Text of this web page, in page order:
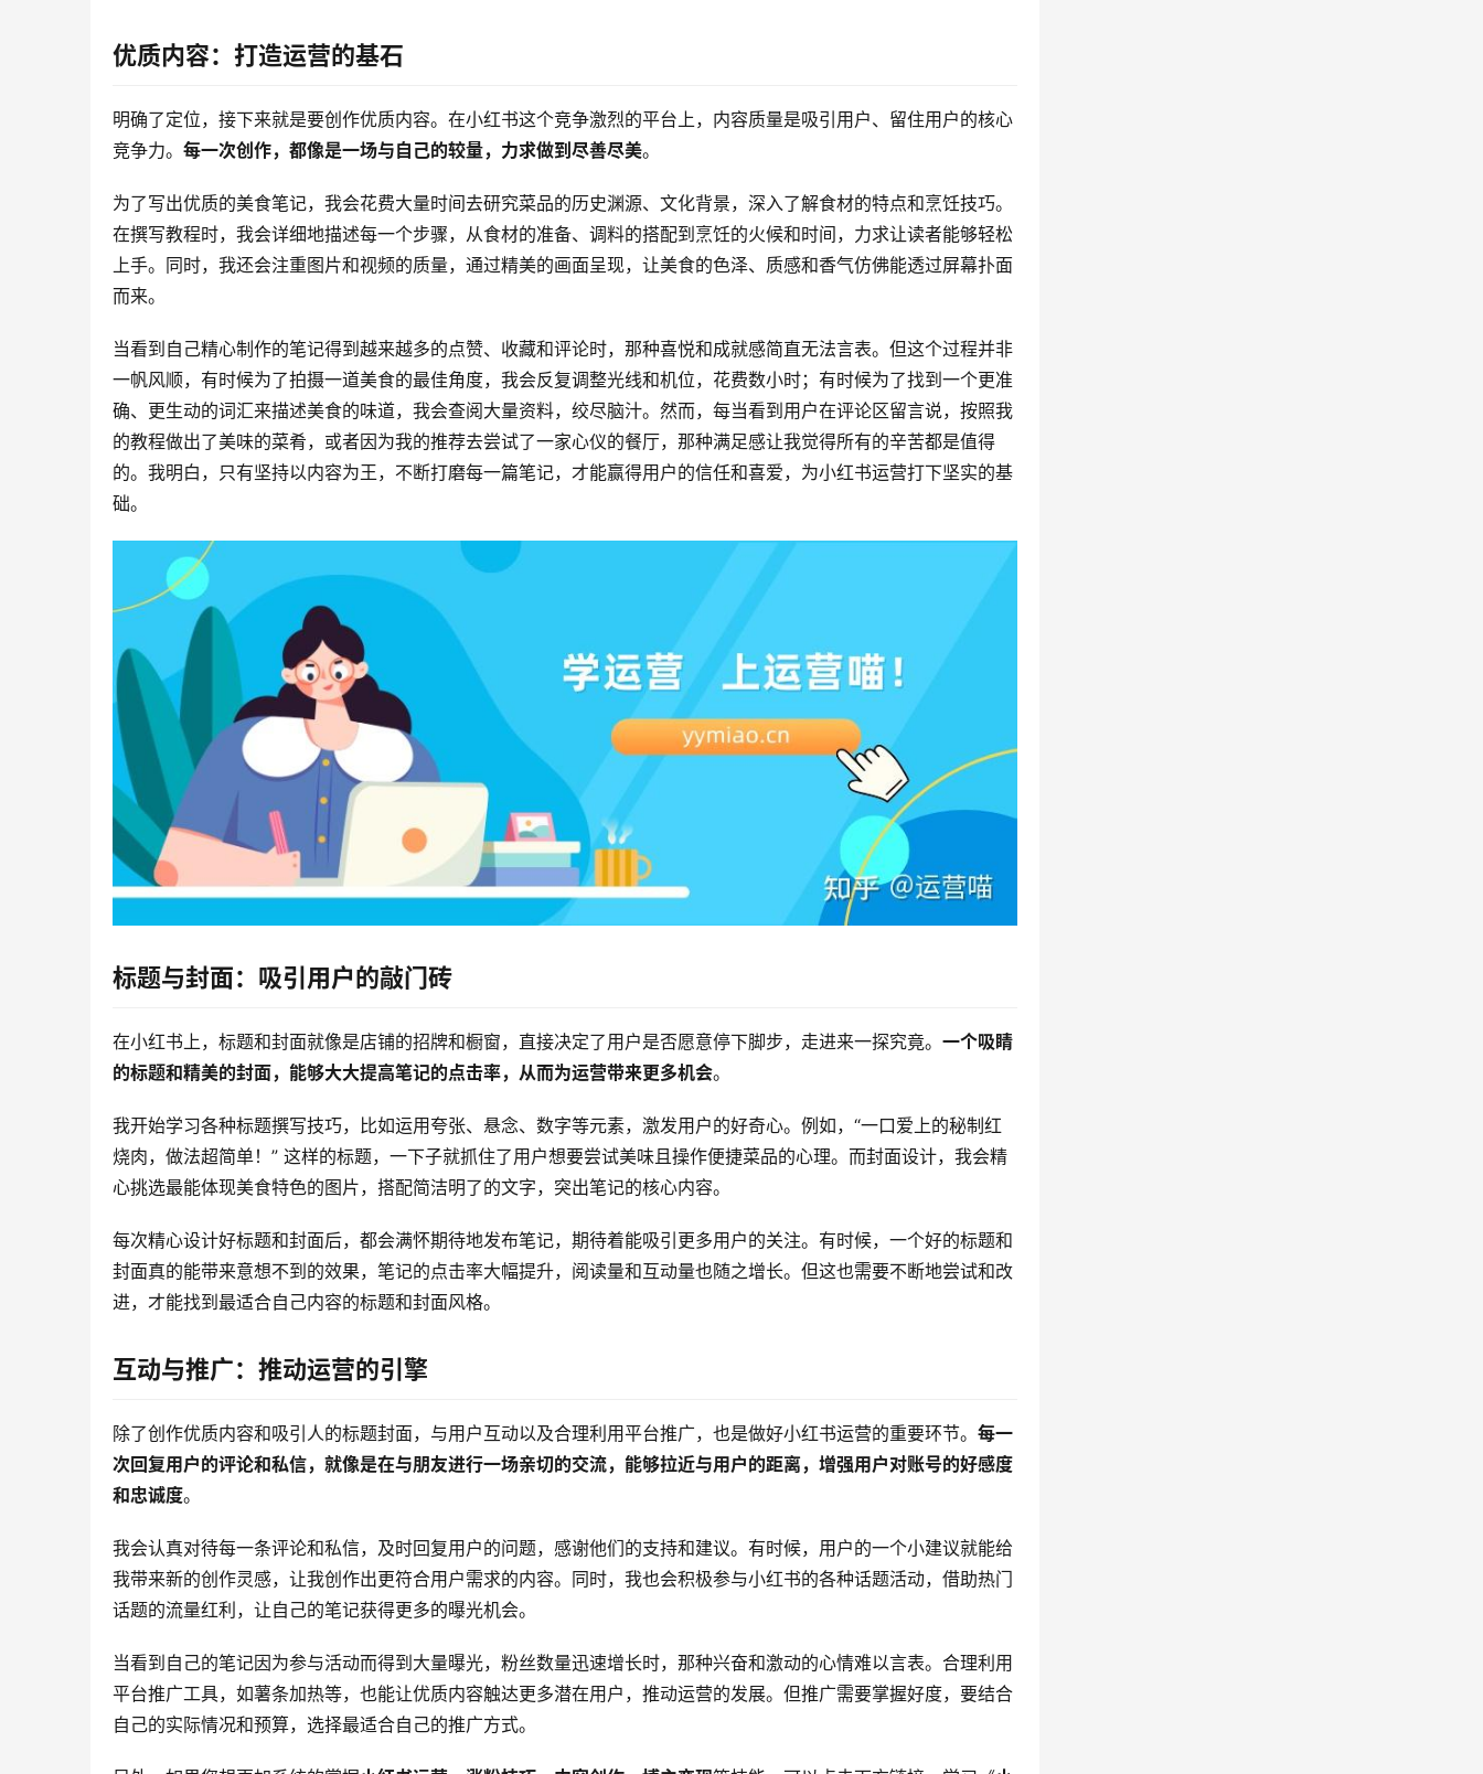
优质内容：打造运营的基石
明确了定位，接下来就是要创作优质内容。在小红书这个竞争激烈的平台上，内容质量是吸引用户、留住用户的核心
竞争力。 每一次创作，都像是一场与自己的较量，力求做到尽善尽美。
为了写出优质的美食笔记，我会花费大量时间去研究菜品的历史渊源、文化背景，深入了解食材的特点和烹饪技巧。
在撰写教程时，我会详细地描述每一个步骤，从食材的准备、调料的搭配到烹饪的火候和时间，力求让读者能够轻松
上手。同时，我还会注重图片和视频的质量，通过精美的画面呈现，让美食的色泽、质感和香气仿佛能透过屏幕扑面
而来。
当看到自己精心制作的笔记得到越来越多的点赞、收藏和评论时，那种喜悦和成就感简直无法言表。但这个过程并非
一帆风顺，有时候为了拍摄一道美食的最佳角度，我会反复调整光线和机位，花费数小时；有时候为了找到一个更准
确、更生动的词汇来描述美食的味道，我会查阅大量资料，绞尽脑汁。然而，每当看到用户在评论区留言说，按照我
的教程做出了美味的菜肴，或者因为我的推荐去尝试了一家心仪的餐厅，那种满足感让我觉得所有的辛苦都是值得
的。我明白，只有坚持以内容为王，不断打磨每一篇笔记，才能赢得用户的信任和喜爱，为小红书运营打下坚实的基
础。
标题与封面：吸引用户的敲门砖
在小红书上，标题和封面就像是店铺的招牌和橱窗，直接决定了用户是否愿意停下脚步，走进来一探究竟。 一个吸睛
的标题和精美的封面，能够大大提高笔记的点击率，从而为运营带来更多机会。
我开始学习各种标题撰写技巧，比如运用夸张、悬念、数字等元素，激发用户的好奇心。例如，“一口爱上的秘制红
烧肉，做法超简单！” 这样的标题，一下子就抓住了用户想要尝试美味且操作便捷菜品的心理。而封面设计，我会精
心挑选最能体现美食特色的图片，搭配简洁明了的文字，突出笔记的核心内容。
每次精心设计好标题和封面后，都会满怀期待地发布笔记，期待着能吸引更多用户的关注。有时候，一个好的标题和
封面真的能带来意想不到的效果，笔记的点击率大幅提升，阅读量和互动量也随之增长。但这也需要不断地尝试和改
进，才能找到最适合自己内容的标题和封面风格。
互动与推广：推动运营的引擎
除了创作优质内容和吸引人的标题封面，与用户互动以及合理利用平台推广，也是做好小红书运营的重要环节。 每一
次回复用户的评论和私信，就像是在与朋友进行一场亲切的交流，能够拉近与用户的距离，增强用户对账号的好感度
和忠诚度。
我会认真对待每一条评论和私信，及时回复用户的问题，感谢他们的支持和建议。有时候，用户的一个小建议就能给
我带来新的创作灵感，让我创作出更符合用户需求的内容。同时，我也会积极参与小红书的各种话题活动，借助热门
话题的流量红利，让自己的笔记获得更多的曝光机会。
当看到自己的笔记因为参与活动而得到大量曝光，粉丝数量迅速增长时，那种兴奋和激动的心情难以言表。合理利用
平台推广工具，如薯条加热等，也能让优质内容触达更多潜在用户，推动运营的发展。但推广需要掌握好度，要结合
自己的实际情况和预算，选择最适合自己的推广方式。